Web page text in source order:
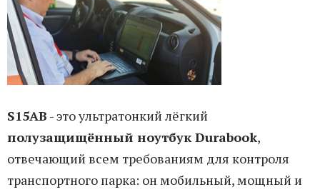
S15AB - это ультратонкий лёгкий
полузащищённый ноутбук Durabook,
отвечающий всем требованиям для контроля
транспортного парка: он мобильный, мощный и